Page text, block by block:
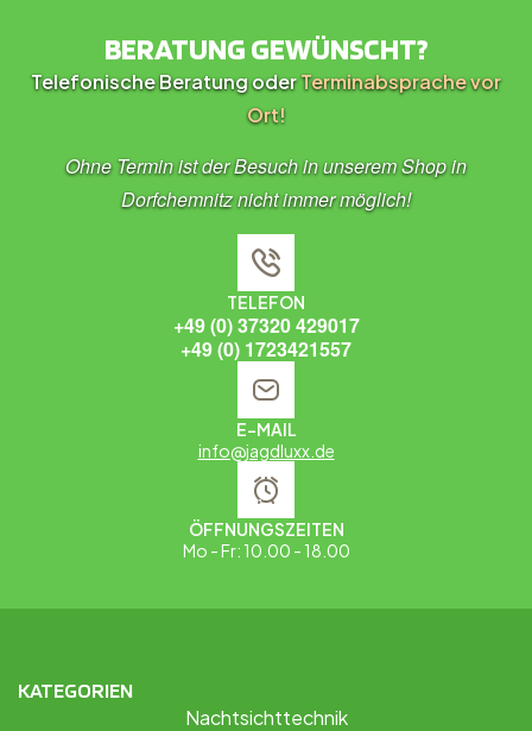
BERATUNG GEWÜNSCHT?
Telefonische Beratung oderTerminabsprache vor
Ort!
Ohne Termin ist der Besuch in unserem Shop in
Dorfchemnitz nicht immer möglich!
TELEFON
+49 (0) 37320 429017
+49 (0) 1723421557
E-MAIL
info@jagdluxx.de
ÖFFNUNGSZEITEN
Mo - Fr: 10.00 - 18.00
KATEGORIEN
Nachtsichttechnik